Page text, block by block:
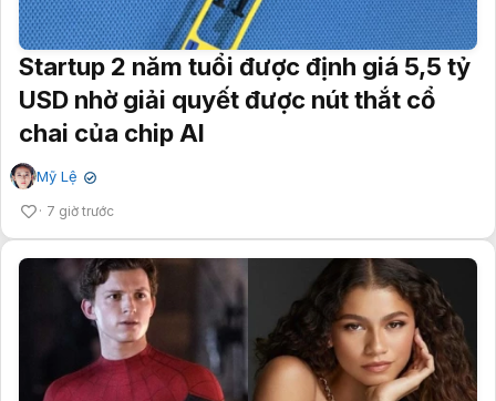
Startup 2 năm tuổi được định giá 5,5 tỷ
USD nhờ giải quyết được nút thắt cổ
chai của chip AI
Mỹ Lệ ✔
7 giờ trước